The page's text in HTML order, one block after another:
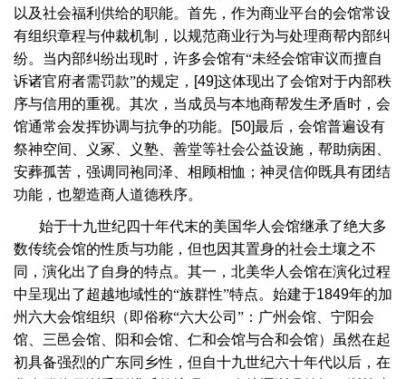
以及社会福利供给的职能。首先，作为商业平台的会馆常设
有组织章程与仲裁机制，以规范商业行为与处理商帮内部纠
纷。当内部纠纷出现时，许多会馆有“未经会馆审议而擅自
诉诸官府者需罚款”的规定， [49]这体现出了会馆对于内部秩
序与信用的重视。其次，当成员与本地商帮发生矛盾时，会
馆通常会发挥协调与抗争的功能。
[50]最后，会馆普遍设有
祭神空间、义冢、义塾、善堂等社会公益设施，帮助病困、
安葬孤苦，强调同袍同泽、相顾相恤；神灵信仰既具有团结
功能，也塑造商人道德秩序。
始于十九世纪四十年代末的美国华人会馆继承了绝大多
数传统会馆的性质与功能，但也因其置身的社会土壤之不
同，演化出了自身的特点。其一，北美华人会馆在演化过程
中呈现出了超越地域性的“族群性”特点。始建于1849年的加
州六大会馆组织（即俗称“六大公司”：广州会馆、宁阳会
馆、三邑会馆、阳和会馆、仁和会馆与合和会馆）虽然在起
初具备强烈的广东同乡性，但自十九世纪六十年代以后，在